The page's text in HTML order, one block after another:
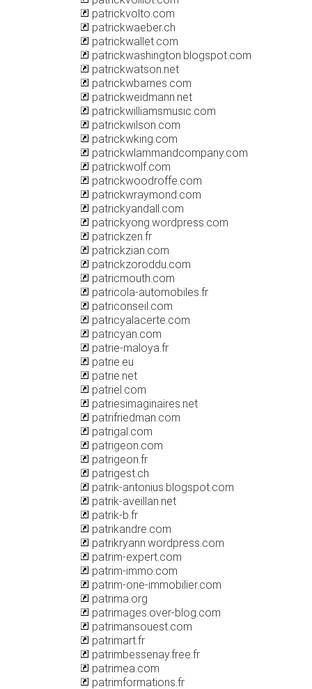
patrickvolto.com
patrickwaeber.ch
patrickwallet.com
patrickwashington.blogspot.com
patrickwatson.net
patrickwbarnes.com
patrickweidmann.net
patrickwilliamsmusic.com
patrickwilson.com
patrickwking.com
patrickwlammandcompany.com
patrickwolf.com
patrickwoodroffe.com
patrickwraymond.com
patrickyandall.com
patrickyong.wordpress.com
patrickzen.fr
patrickzian.com
patrickzoroddu.com
patricmouth.com
patricola-automobiles.fr
patriconseil.com
patricyalacerte.com
patricyan.com
patrie-maloya.fr
patrie.eu
patrie.net
patriel.com
patriesimaginaires.net
patrifriedman.com
patrigal.com
patrigeon.com
patrigeon.fr
patrigest.ch
patrik-antonius.blogspot.com
patrik-aveillan.net
patrik-b.fr
patrikandre.com
patrikryann.wordpress.com
patrim-expert.com
patrim-immo.com
patrim-one-immobilier.com
patrima.org
patrimages.over-blog.com
patrimansouest.com
patrimart.fr
patrimbessenay.free.fr
patrimea.com
patrimformations.fr